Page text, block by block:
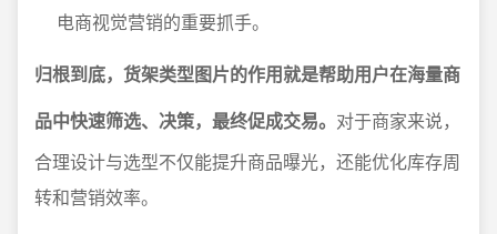
电商视觉营销的重要抓手。
归根到底，货架类型图片的作用就是帮助用户在海量商
品中快速筛选、决策，最终促成交易。 对于商家来说，
合理设计与选型不仅能提升商品曝光，还能优化库存周
转和营销效率。